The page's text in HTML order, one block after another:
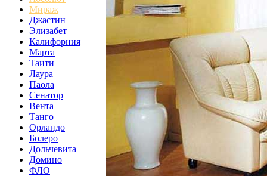
Мираж
Джастин
Элизабет
Калифорния
Марта
Таити
Лаура
Паола
Сенатор
Вента
Танго
Орландо
Болеро
Дольчевита
Домино
ФЛО